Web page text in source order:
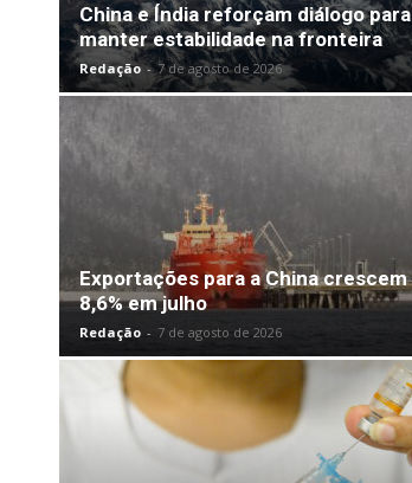
China e Índia reforçam diálogo para
manter estabilidade na fronteira
Redação - 7 de agosto de 2026
Exportações para a China crescem
8,6% em julho
Redação - 7 de agosto de 2026